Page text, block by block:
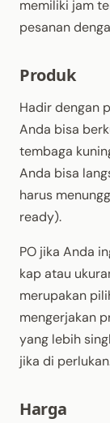
memiliki jam
pesanan
Produk
Hadir dengan
Anda bisa
tembaga
Anda bisa
harus
ready).
PO jika Anda
kap atau
merupakan
mengerjakan
yang lebih
jika di
Harga